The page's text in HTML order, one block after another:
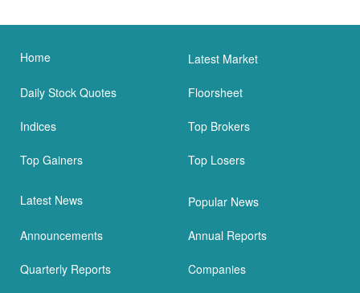
Home Latest Market
Daily Stock Quotes Floorsheet
Indices Top Brokers
Top Gainers Top Losers
Latest News Popular News
Announcements Annual Reports
Quarterly Reports Companies